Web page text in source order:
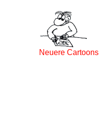
Neuere Cartoons